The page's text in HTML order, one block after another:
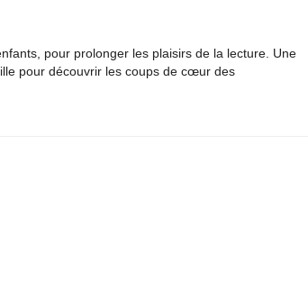
pour prolonger les plaisirs de la lecture. Une
pour découvrir les coups de cœur des